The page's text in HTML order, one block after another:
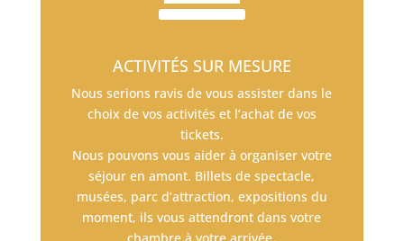
ACTIVITÉS SUR MESURE
Nous serions ravis de vous assister dans le
choix de vos activités et l’achat de vos
tickets.
Nous pouvons vous aider à organiser votre
séjour en amont. Billets de spectacle,
musées, parc d’attraction, expositions du
moment, ils vous attendront dans votre